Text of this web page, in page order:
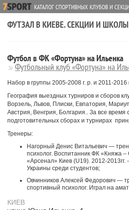
КАТАЛОГ СПОРТИВНЫХ КЛУБОВ И
ФУТЗАЛ В КИЕВЕ. СЕКЦИИ И ШКОЛЫ
Футбол в ФК «Фортуна» на Ильенка
Футбольный клуб «Фортуна» на
Набор в группы 2005-2008 г. р. и 2011-2016
География выездных турниров и сборов
Ворзель, Львов, Плиски, Евпатория,
Австрия, Венгрия, Болгария.. За все время
подготовительных сборах и турнирах
Тренеры:
Нагорный Денис Витальевич ―
психолог. Воспитанник ФК «Княжа
«Арсенал» Киев (U19). 2012-2013гг.
Украины среди студентов;
Овчинников Алексей Федорович ―
спортивный психолог. Играл на
КИЕВ